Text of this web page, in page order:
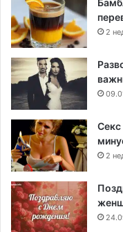
2
2